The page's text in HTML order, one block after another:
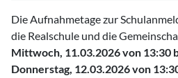
Die Aufnahmetage zur
die Realschule und die
Mittwoch, 11.03.2026 von 13:30
Donnerstag, 12.03.2026 von